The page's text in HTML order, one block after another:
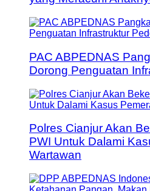
PAC ABPEDNAS
Dorong Penguatan
Polres Cianjur Akan
PWI Untuk Dalami
Wartawan